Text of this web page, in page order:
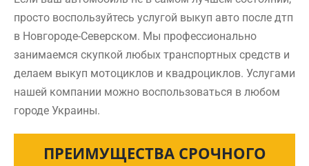
просто воспользуйтесь услугой выкуп авто после дтп
в Новгороде-Северском. Мы профессионально
занимаемся скупкой любых транспортных средств и
делаем выкуп мотоциклов и квадроциклов. Услугами
нашей компании можно воспользоваться в любом
городе Украины.
ПРЕИМУЩЕСТВА СРОЧНОГО